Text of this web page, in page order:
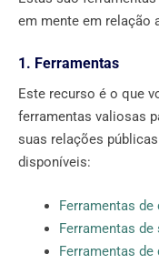
em mente em relação
1. Ferramentas
Este recurso é o que
ferramentas valiosas
suas relações
disponíveis:
Ferramentas
Ferramentas
Ferramentas